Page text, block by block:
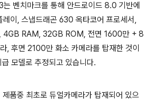
벤치마크를 통해 안드로이드 8.0 기반에
이, 스냅드래곤 630 옥타코어 프로세서,
4GB RAM, 32GB ROM, 전면 1600만 + 8
, 후면 2100만 화소 카메라를 탑재한 것이
모델로 추정되고 있습니다.
품중 최초로 듀얼카메라가 탑재되어 있으